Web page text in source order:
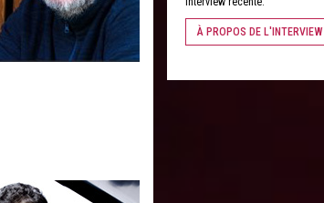
À PROPOS DE L'INTERVIEW